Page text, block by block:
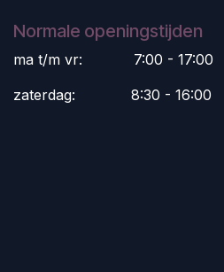
Normale openingstijden
ma t/m vr:
​7:00 - 17:00
zaterdag:
​8:30 - 16:00